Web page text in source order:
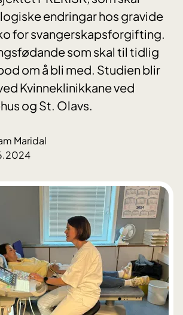
endringar hos gravide
for svangerskapsforgifting.
som skal til tidlig
om å bli med. Studien blir
Kvinneklinikkane ved
og St. Olavs.
Maridal